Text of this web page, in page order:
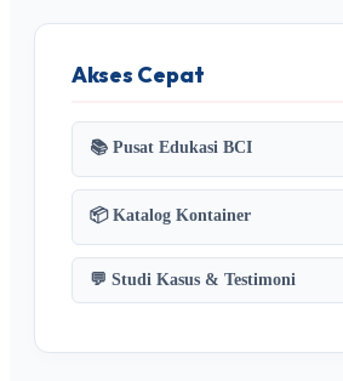
Akses Cepat
📚 Pusat Edukasi BCI
📦 Katalog Kontainer
💬 Studi Kasus & Testimoni